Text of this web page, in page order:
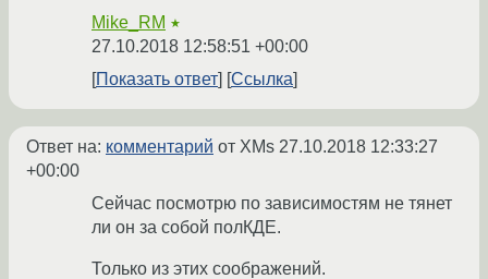
Mike_RM ★
27.10.2018 12:58:51 +00:00
Показать ответ
Ссылка
Ответ на: комментарий от XMs 27.10.2018 12:33:27
+00:00
Сейчас посмотрю по зависимостям не тянет
ли он за собой полКДЕ.
Только из этих соображений.